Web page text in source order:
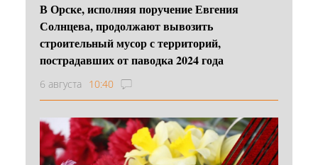
В Орске, исполняя поручение Евгения
Солнцева, продолжают вывозить
строительный мусор с территорий,
пострадавших от паводка 2024 года
6 августа 10:40